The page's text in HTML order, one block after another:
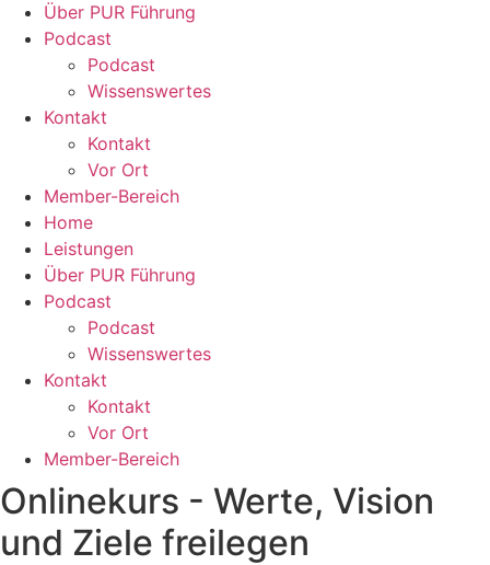
Über PUR Führung
Podcast
Podcast
Wissenswertes
Kontakt
Kontakt
Vor Ort
Member-Bereich
Home
Leistungen
Über PUR Führung
Podcast
Podcast
Wissenswertes
Kontakt
Kontakt
Vor Ort
Member-Bereich
Onlinekurs - Werte, Vision
und Ziele freilegen